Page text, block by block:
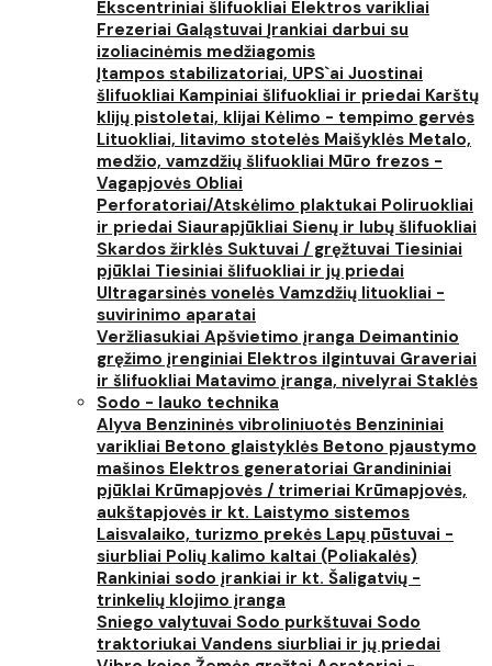
Ekscentriniai šlifuokliai Elektros varikliai
Frezeriai Galąstuvai Įrankiai darbui su
izoliacinėmis medžiagomis
Įtampos stabilizatoriai, UPS`ai Juostinai
šlifuokliai Kampiniai šlifuokliai ir priedai Karštų
klijų pistoletai, klijai Kėlimo - tempimo gervės
Lituokliai, litavimo stotelės Maišyklės Metalo,
medžio, vamzdžių šlifuokliai Mūro frezos -
Vagapjovės Obliai
Perforatoriai/Atskėlimo plaktukai Poliruokliai
ir priedai Siaurapjūkliai Sienų ir lubų šlifuokliai
Skardos žirklės Suktuvai / gręžtuvai Tiesiniai
pjūklai Tiesiniai šlifuokliai ir jų priedai
Ultragarsinės vonelės Vamzdžių lituokliai -
suvirinimo aparatai
Veržliasukiai Apšvietimo įranga Deimantinio
gręžimo įrenginiai Elektros ilgintuvai Graveriai
ir šlifuokliai Matavimo įranga, nivelyrai Staklės
Sodo - lauko technika
Alyva Benzininės vibroliniuotės Benzininiai
varikliai Betono glaistyklės Betono pjaustymo
mašinos Elektros generatoriai Grandininiai
pjūklai Krūmapjovės / trimeriai Krūmapjovės,
aukštapjovės ir kt. Laistymo sistemos
Laisvalaiko, turizmo prekės Lapų pūstuvai -
siurbliai Polių kalimo kaltai (Poliakalės)
Rankiniai sodo įrankiai ir kt. Šaligatvių -
trinkelių klojimo įranga
Sniego valytuvai Sodo purkštuvai Sodo
traktoriukai Vandens siurbliai ir jų priedai